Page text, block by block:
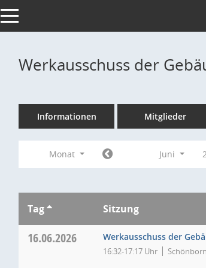
Toggle navigation
Werkausschuss der
Informationen Mitglieder
Monat Juni
Tag Sitzung
16.06.2026 Werkausschuss der
16:32-17:17 Uhr